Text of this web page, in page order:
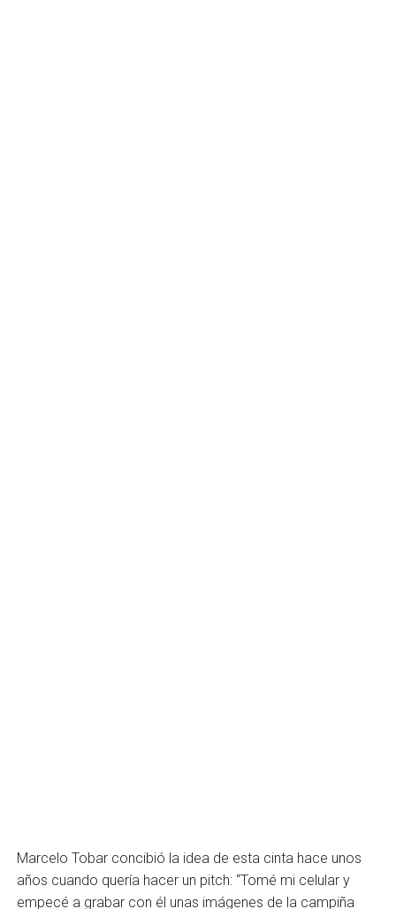
Marcelo Tobar concibió la idea de esta cinta hace unos
años cuando quería hacer un pitch: “Tomé mi celular y
empecé a grabar con él unas imágenes de la campiña